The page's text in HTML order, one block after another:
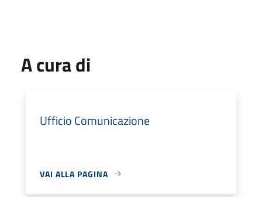
A cura di
Ufficio Comunicazione
VAI ALLA PAGINA